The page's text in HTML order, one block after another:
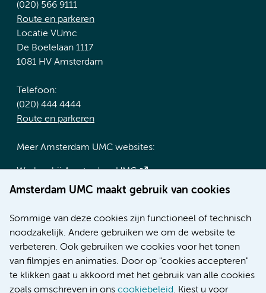
Amsterdam UMC maakt gebruik van cookies
Sommige van deze cookies zijn functioneel of technisch
noodzakelijk. Andere gebruiken we om de website te
verbeteren. Ook gebruiken we cookies voor het tonen
van filmpjes en animaties. Door op "cookies accepteren"
te klikken gaat u akkoord met het gebruik van alle cookies
zoals omschreven in ons cookiebeleid. Kiest u voor
(020) 566 9111
Route en parkeren
Locatie VUmc
De Boelelaan 1117
1081 HV Amsterdam
Telefoon:
(020) 444 4444
Route en parkeren
Meer Amsterdam UMC websites:
Werken bij Amsterdam UMC
Over Amsterdam UMC
Research
Educatie locatie AMC
Educatie locatie VUmc